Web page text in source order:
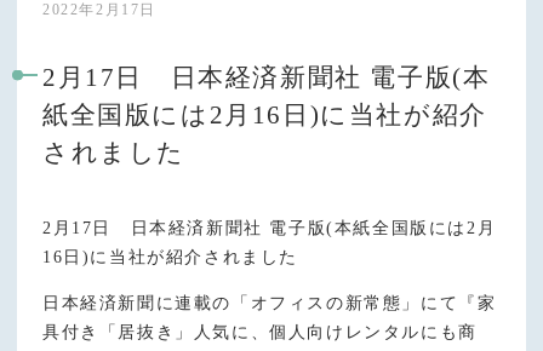
2022年2月17日
2月17日 日本経済新聞社 電子版(本
紙全国版には2月16日)に当社が紹介
されました
2月17日 日本経済新聞社 電子版(本紙全国版には2月
16日)に当社が紹介されました
日本経済新聞に連載の「オフィスの新常態」にて『家
具付き「居抜き」人気に、個人向けレンタルにも商